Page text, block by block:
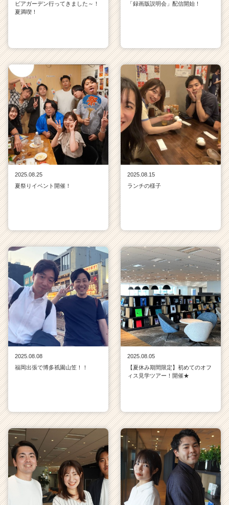
ビアガーデン行ってきました～！
夏満喫！
「録画版説明会」配信開始！
2025.08.25
夏祭りイベント開催！
2025.08.15
ランチの様子
2025.08.08
福岡出張で博多祇園山笠！！
2025.08.05
【夏休み期間限定】初めてのオフ
ィス見学ツアー！開催★